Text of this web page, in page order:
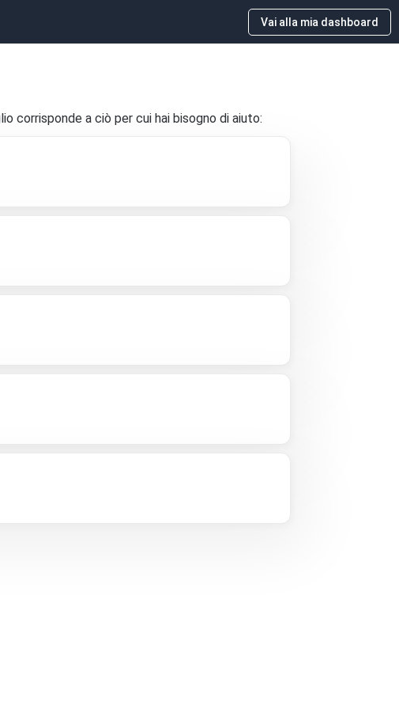
Vai alla mia dashboard
corrisponde a ciò per cui hai bisogno di aiuto: